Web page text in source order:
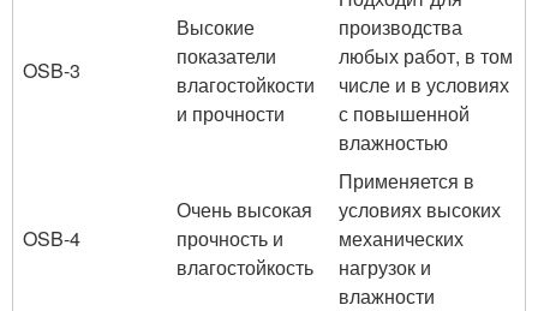
OSB-3
Высокие
показатели
влагостойкости
и прочности
производства
любых работ, в том
числе и в условиях
с повышенной
влажностью
OSB-4
Очень высокая
прочность и
влагостойкость
Применяется в
условиях высоких
механических
нагрузок и
влажности